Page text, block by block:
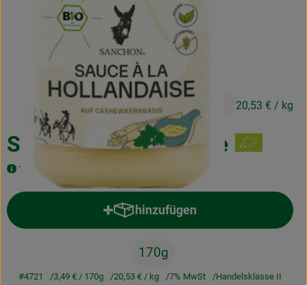
Kochen & Backen
Naturkost
Über uns
Rezepte
Sauce à la Hollandaise
Typisch cremig-aromatischer Geschmack
3,49 € 20,53 € / kg
hinzufügen
Produkt zum Warenkorb
170g
#4721 3,49 € / 170g 20,53 € / kg 7% MwSt Handelsklasse II